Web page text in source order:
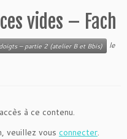
vides – Fach
– partie 2 (atelier B et Bbis)
le
à ce contenu.
veuillez vous connecter.